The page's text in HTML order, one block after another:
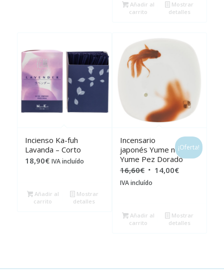
16,60€. 14,00€.
Añadir al
carrito
Mostrar
detalles
Incienso Ka-fuh
Lavanda – Corto
18,90€ IVA incluído
Añadir al
carrito
Mostrar
detalles
Incensario
japonés Yume no
Yume Pez Dorado
16,60€ El
precio
16,60€.
14,00€El
14,00€.
IVA incluído
¡Oferta!
Añadir al
carrito
Mostrar
detalles